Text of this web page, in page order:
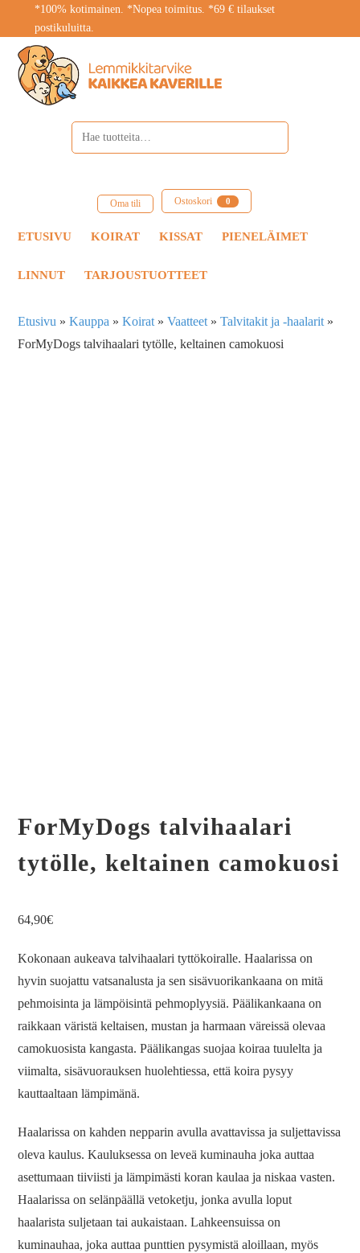
*100% kotimainen. *Nopea toimitus. *69 € tilaukset
postikuluitta.
Oma tili Ostoskori 0
ETUSIVU KOIRAT KISSAT PIENELÄIMET
LINNUT TARJOUSTUOTTEET
Etusivu »Kauppa »Koirat »Vaatteet »Talvitakit ja -haalarit »
ForMyDogs talvihaalari tytölle, keltainen camokuosi
ForMyDogs talvihaalari
tytölle, keltainen camokuosi
64,90€
Kokonaan aukeava talvihaalari tyttökoiralle. Haalarissa on
hyvin suojattu vatsanalusta ja sen sisävuorikankaana on mitä
pehmoisinta ja lämpöisintä pehmoplyysiä. Päälikankaana on
raikkaan väristä keltaisen, mustan ja harmaan väreissä olevaa
camokuosista kangasta. Päälikangas suojaa koiraa tuulelta ja
viimalta, sisävuorauksen huolehtiessa, että koira pysyy
kauttaaltaan lämpimänä.
Haalarissa on kahden nepparin avulla avattavissa ja suljettavissa
oleva kaulus. Kauluksessa on leveä kuminauha joka auttaa
asettumaan tiiviisti ja lämpimästi koran kaulaa ja niskaa vasten.
Haalarissa on selänpäällä vetoketju, jonka avulla loput
haalarista suljetaan tai aukaistaan. Lahkeensuissa on
kuminauhaa, joka auttaa punttien pysymistä aloillaan, myös